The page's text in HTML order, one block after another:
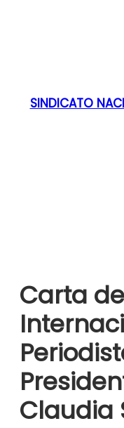
SINDICATO
Carta
Claudia